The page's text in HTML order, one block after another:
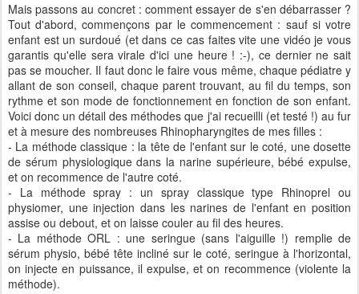
Mais passons au concret : comment essayer de s'en débarrasser ?
Tout d'abord, commençons par le commencement : sauf si votre
enfant est un surdoué (et dans ce cas faites vite une vidéo je vous
garantis qu'elle sera virale d'ici une heure ! :-), ce dernier ne sait
pas se moucher. Il faut donc le faire vous même, chaque pédiatre y
allant de son conseil, chaque parent trouvant, au fil du temps, son
rythme et son mode de fonctionnement en fonction de son enfant.
Voici donc un détail des méthodes que j'ai recueilli (et testé !) au fur
et à mesure des nombreuses Rhinopharyngites de mes filles :
- La méthode classique : la tête de l'enfant sur le coté, une dosette
de sérum physiologique dans la narine supérieure, bébé expulse,
et on recommence de l'autre coté.
- La méthode spray : un spray classique type Rhinoprel ou
physiomer, une injection dans les narines de l'enfant en position
assise ou debout, et on laisse couler au fil des heures.
- La méthode ORL : une seringue (sans l'aiguille !) remplie de
sérum physio, bébé tête incliné sur le coté, seringue à l'horizontal,
on injecte en puissance, il expulse, et on recommence (violente la
méthode).